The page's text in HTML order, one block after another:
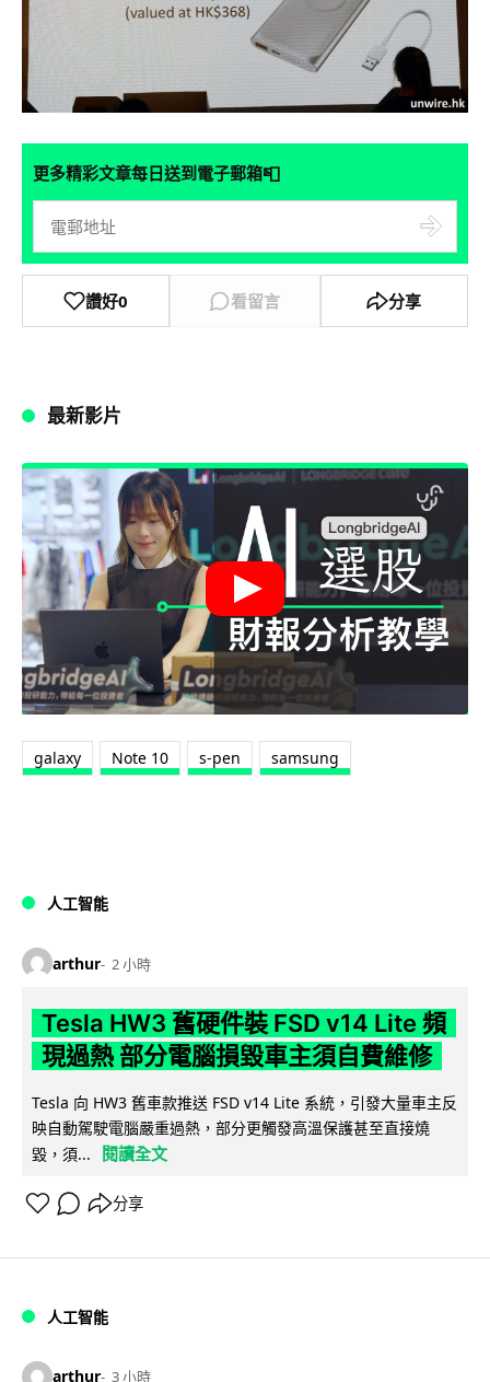
更多精彩文章每日送到電子郵箱📮
讚好0 看留言 分享
最新影片
galaxy Note 10 s-pen samsung
人工智能
arthur 2 小時
Tesla HW3 舊硬件裝 FSD v14 Lite 頻
現過熱 部分電腦損毀車主須自費維修
Tesla 向 HW3 舊車款推送 FSD v14 Lite 系統，引發大量車主反
映自動駕駛電腦嚴重過熱，部分更觸發高溫保護甚至直接燒
毀，須...
閱讀全文
分享
人工智能
arthur 3 小時